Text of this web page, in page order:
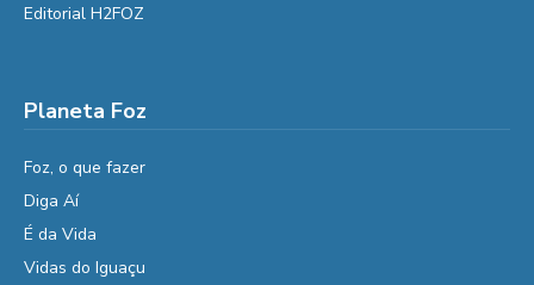
Editorial H2FOZ
Planeta Foz
Foz, o que fazer
Diga Aí
É da Vida
Vidas do Iguaçu